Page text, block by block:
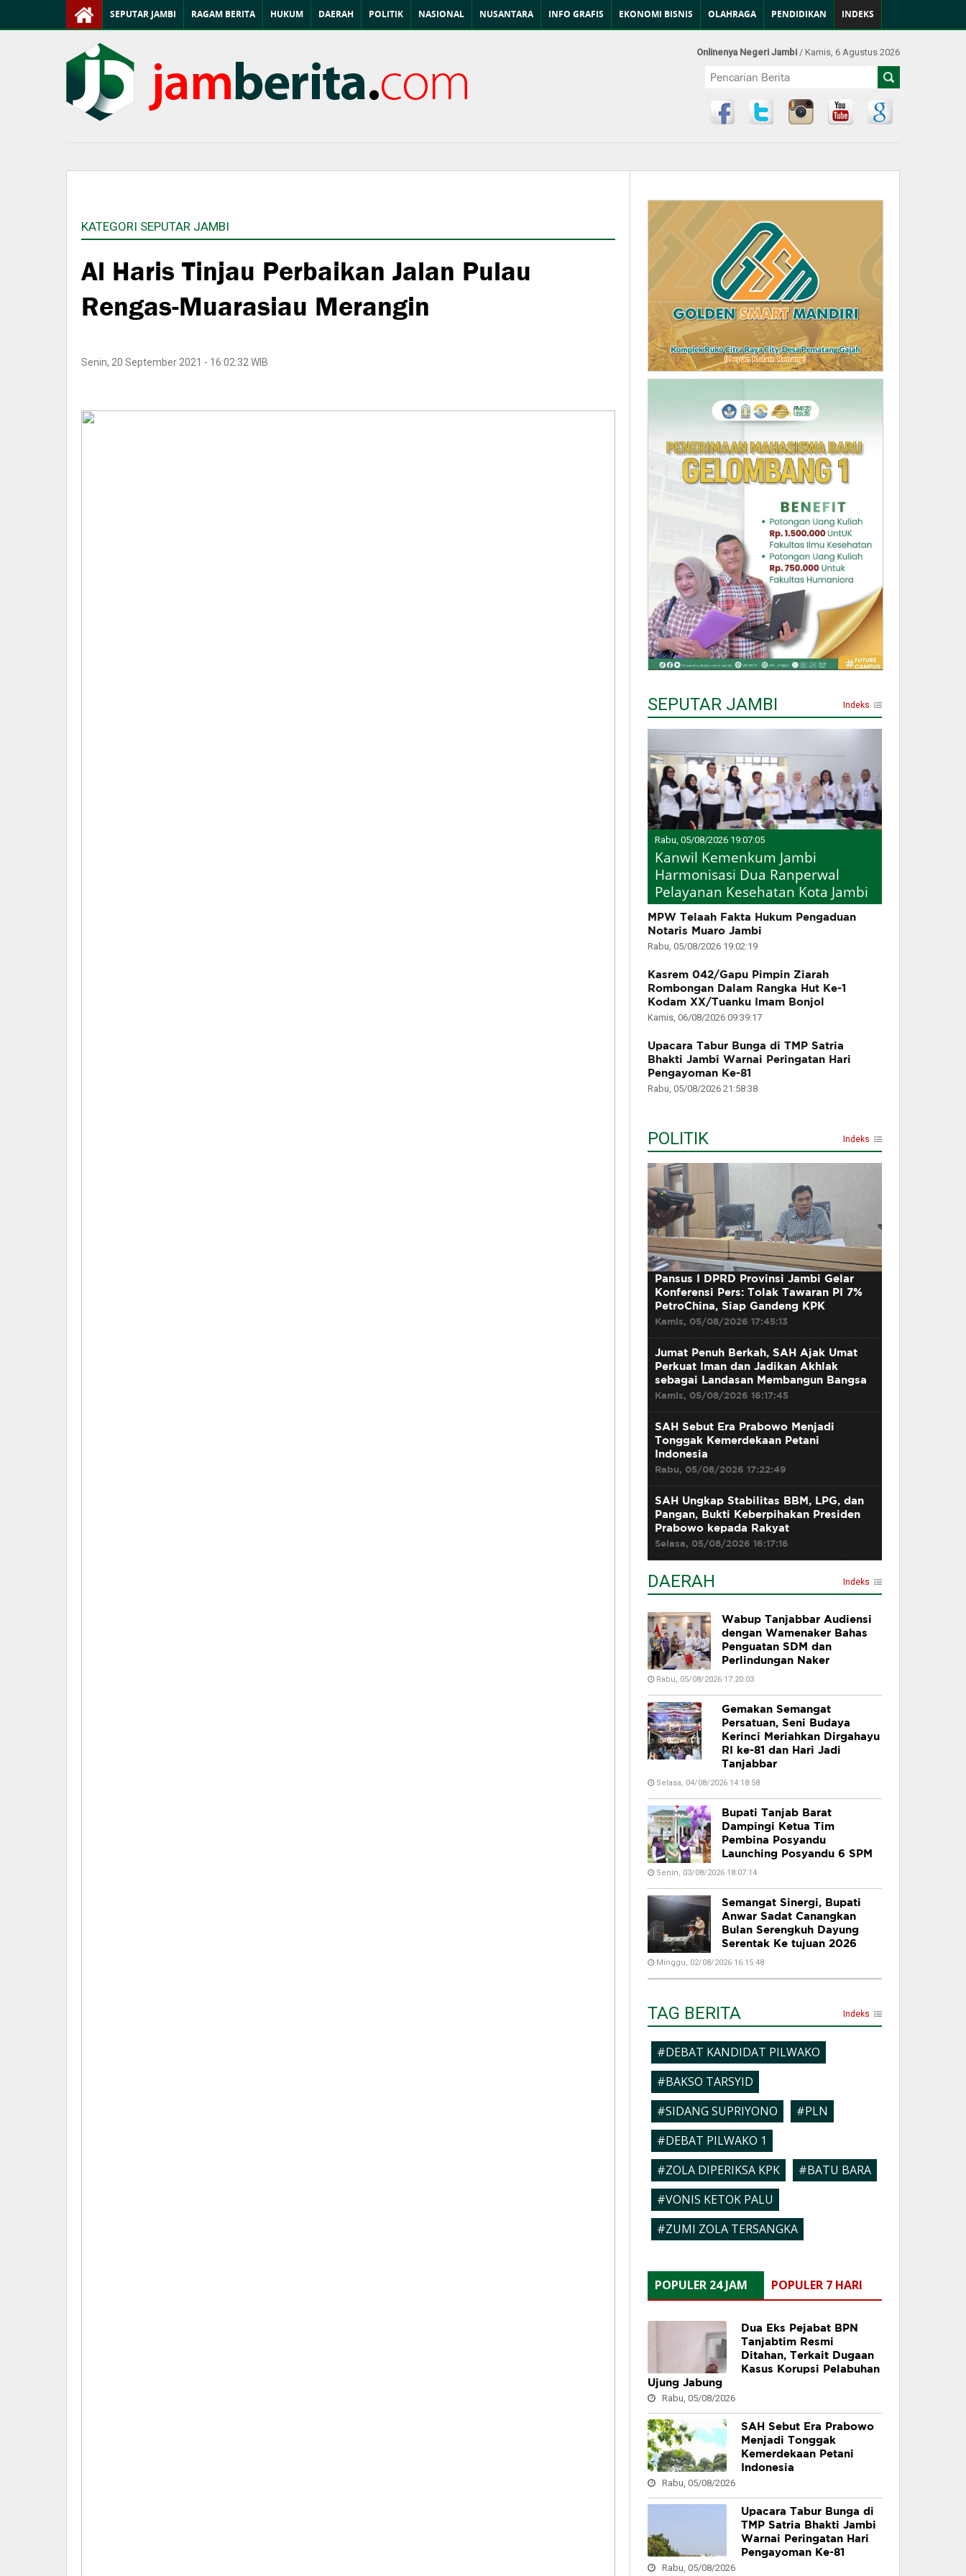
SEPUTAR JAMBI RAGAM BERITA HUKUM DAERAH POLITIK NASIONAL NUSANTARA INFO GRAFIS EKONOMI BISNIS OLAHRAGA PENDIDIKAN INDEKS
Onlinenya Negeri Jambi / Kamis, 6 Agustus 2026
KATEGORI SEPUTAR JAMBI
Al Haris Tinjau Perbaikan Jalan Pulau
Rengas-Muarasiau Merangin
Senin, 20 September 2021 - 16:02:32 WIB
SEPUTAR JAMBI Indeks
Rabu, 05/08/2026 19:07:05
Kanwil Kemenkum Jambi
Harmonisasi Dua Ranperwal
Pelayanan Kesehatan Kota Jambi
MPW Telaah Fakta Hukum Pengaduan
Notaris Muaro Jambi
Rabu, 05/08/2026 19:02:19
Kasrem 042/Gapu Pimpin Ziarah
Rombongan Dalam Rangka Hut Ke-1
Kodam XX/Tuanku Imam Bonjol
Kamis, 06/08/2026 09:39:17
Upacara Tabur Bunga di TMP Satria
Bhakti Jambi Warnai Peringatan Hari
Pengayoman Ke-81
Rabu, 05/08/2026 21:58:38
POLITIK Indeks
Pansus I DPRD Provinsi Jambi Gelar
Konferensi Pers: Tolak Tawaran PI 7%
PetroChina, Siap Gandeng KPK
Kamis, 05/08/2026 17:45:13
Jumat Penuh Berkah, SAH Ajak Umat
Perkuat Iman dan Jadikan Akhlak
sebagai Landasan Membangun Bangsa
Kamis, 05/08/2026 16:17:45
SAH Sebut Era Prabowo Menjadi
Tonggak Kemerdekaan Petani
Indonesia
Rabu, 05/08/2026 17:22:49
SAH Ungkap Stabilitas BBM, LPG, dan
Pangan, Bukti Keberpihakan Presiden
Prabowo kepada Rakyat
Selasa, 05/08/2026 16:17:16
DAERAH Indeks
Wabup Tanjabbar Audiensi
dengan Wamenaker Bahas
Penguatan SDM dan
Perlindungan Naker
Rabu, 05/08/2026 17:20:03
Gemakan Semangat
Persatuan, Seni Budaya
Kerinci Meriahkan Dirgahayu
RI ke-81 dan Hari Jadi
Tanjabbar
Selasa, 04/08/2026 14:18:58
Bupati Tanjab Barat
Dampingi Ketua Tim
Pembina Posyandu
Launching Posyandu 6 SPM
Senin, 03/08/2026 18:07:14
Semangat Sinergi, Bupati
Anwar Sadat Canangkan
Bulan Serengkuh Dayung
Serentak Ke tujuan 2026
Minggu, 02/08/2026 16:15:48
TAG BERITA Indeks
#DEBAT KANDIDAT PILWAKO
#BAKSO TARSYID
#SIDANG SUPRIYONO
#PLN
#DEBAT PILWAKO 1
#ZOLA DIPERIKSA KPK
#BATU BARA
#VONIS KETOK PALU
#ZUMI ZOLA TERSANGKA
POPULER 24 JAM POPULER 7 HARI
Dua Eks Pejabat BPN
Tanjabtim Resmi
Ditahan, Terkait Dugaan
Kasus Korupsi Pelabuhan
Ujung Jabung
Rabu, 05/08/2026
SAH Sebut Era Prabowo
Menjadi Tonggak
Kemerdekaan Petani
Indonesia
Rabu, 05/08/2026
Upacara Tabur Bunga di
TMP Satria Bhakti Jambi
Warnai Peringatan Hari
Pengayoman Ke-81
Rabu, 05/08/2026